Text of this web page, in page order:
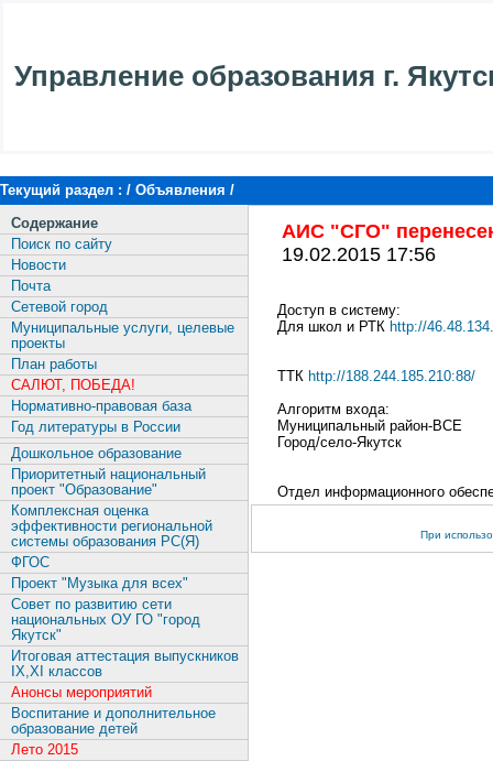
Управление образования г.
Текущий раздел : / Объявления /
Содержание
Поиск по сайту
Новости
Почта
Сетевой город
Муниципальные услуги, целевые
проекты
План работы
САЛЮТ, ПОБЕДА!
Нормативно-правовая база
Год литературы в России
Дошкольное образование
Приоритетный национальный
проект "Образование"
Комплексная оценка
эффективности региональной
системы образования РС(Я)
ФГОС
Проект "Музыка для всех"
Совет по развитию сети
национальных ОУ ГО "город
Якутск"
Итоговая аттестация выпускников
IX,XI классов
Анонсы мероприятий
Воспитание и дополнительное
образование детей
Лето 2015
АИС "СГО"
19.02.2015 17:56
Доступ в систему:
Для школ и РТК http://
ТТК http://188.244.185.210:88/
Алгоритм входа:
Муниципальный район-ВСЕ
Город/село-Якутск
Отдел информационного
При